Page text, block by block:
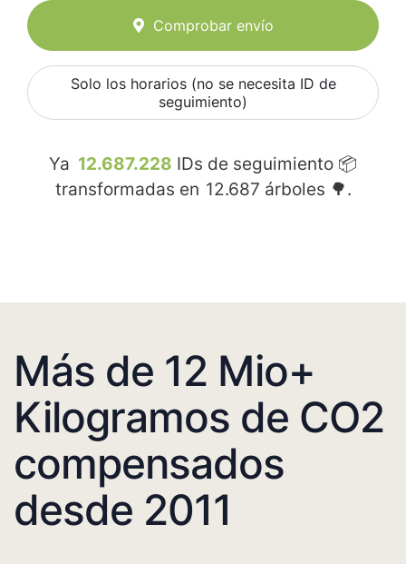
Comprobar envío
Solo los horarios (no se necesita ID de
seguimiento)
Ya 12.687.228 IDs de seguimiento 📦
transformadas en 12.687 árboles 🌳.
Más de 12 Mio+
Kilogramos de CO2
compensados
desde 2011